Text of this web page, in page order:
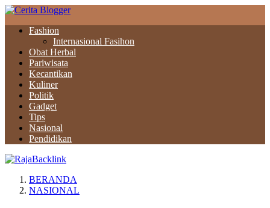
Fashion
Internasional Fasihon
Obat Herbal
Pariwisata
Kecantikan
Kuliner
Politik
Gadget
Tips
Nasional
Pendidikan
BERANDA
NASIONAL